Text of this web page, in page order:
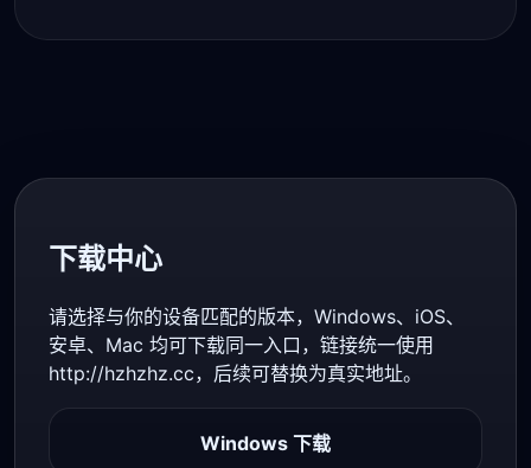
下载中心
请选择与你的设备匹配的版本，Windows、iOS、
安卓、Mac 均可下载同一入口，链接统一使用
http://hzhzhz.cc，后续可替换为真实地址。
Windows 下载